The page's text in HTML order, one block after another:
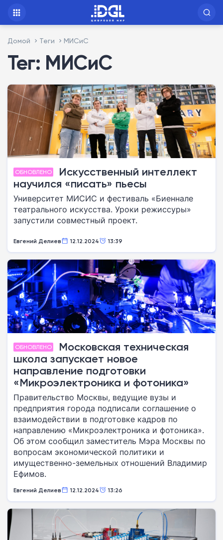
Домой Теги МИСиС
Тег: МИСиС
ОБНОВЛЕНО
Искусственный интеллект
научился «писать» пьесы
Университет МИСИС и фестиваль «Биеннале
театрального искусства. Уроки режиссуры»
запустили совместный проект.
Евгений Делиев 12.12.2024 13:39
ОБНОВЛЕНО
Московская техническая
школа запускает новое
направление подготовки
«Микроэлектроника и фотоника»
Правительство Москвы, ведущие вузы и
предприятия города подписали соглашение о
взаимодействии в подготовке кадров по
направлению «Микроэлектроника и фотоника».
Об этом сообщил заместитель Мэра Москвы по
вопросам экономической политики и
имущественно-земельных отношений Владимир
Ефимов.
Евгений Делиев 12.12.2024 13:26